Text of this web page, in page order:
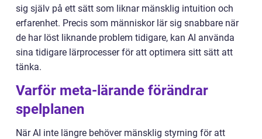
sig själv på ett sätt som liknar mänsklig intuition och
erfarenhet. Precis som människor lär sig snabbare när
de har löst liknande problem tidigare, kan AI använda
sina tidigare lärprocesser för att optimera sitt sätt att
tänka.
Varför meta-lärande förändrar
spelplanen
När AI inte längre behöver mänsklig styrning för att